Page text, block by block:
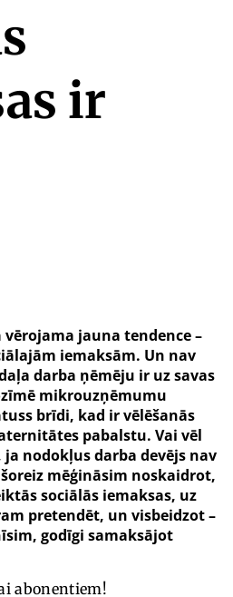
ir
jauna tendence –
iemaksām. Un nav
darba ņēmēju ir uz savas
mikrouzņēmumu
brīdi, kad ir vēlēšanās
pabalstu. Vai vēl
nodokļus darba devējs nav
mēģināsim noskaidrot,
sociālās iemaksas, uz
pretendēt, un visbeidzot –
godīgi samaksājot
abonentiem!